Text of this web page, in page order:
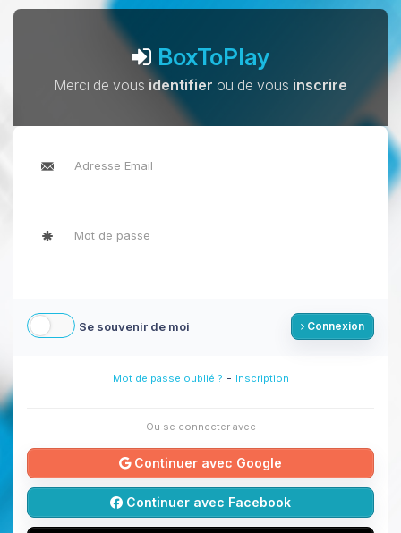
BoxToPlay
Merci de vous identifier ou de vous inscrire
Se souvenir de moi Connexion
Mot de passe oublié ? - Inscription
Ou se connecter avec
Continuer avec Google
Continuer avec Facebook